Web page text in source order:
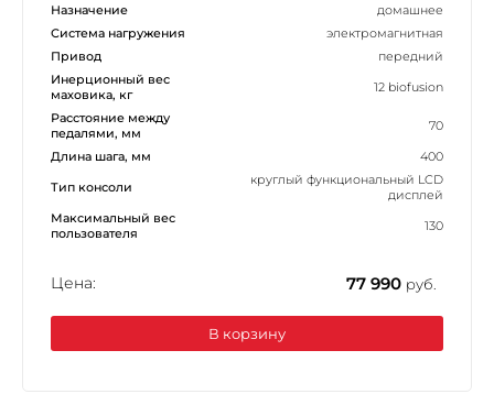
Назначение
домашнее
Система нагружения
электромагнитная
Привод
передний
Инерционный вес
маховика, кг
12 biofusion
Расстояние между
педалями, мм
70
Длина шага, мм
400
Тип консоли
круглый функциональный LCD
дисплей
Максимальный вес
пользователя
130
Цена: 77 990 руб.
В корзину